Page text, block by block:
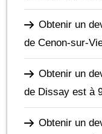
Obtenir un
de Cenon-sur-
Obtenir un
de Dissay est à
Obtenir un